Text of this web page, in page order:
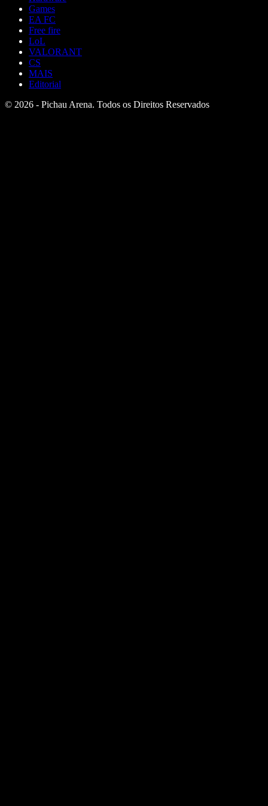
Games
EA FC
Free fire
LoL
VALORANT
CS
MAIS
Editorial
© 2026 - Pichau Arena. Todos os Direitos Reservados